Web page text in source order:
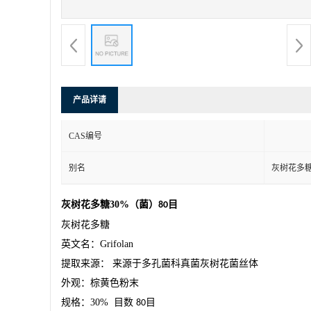
产品详请
CAS编号
别名 灰树花多
灰树花多糖30% （菌） 80 目
灰树花多糖
英文名： Grifolan
提取来源：
来源于多孔菌科真菌灰树花菌丝体
外观：棕黄色粉末
规格： 30% 目数 80 目